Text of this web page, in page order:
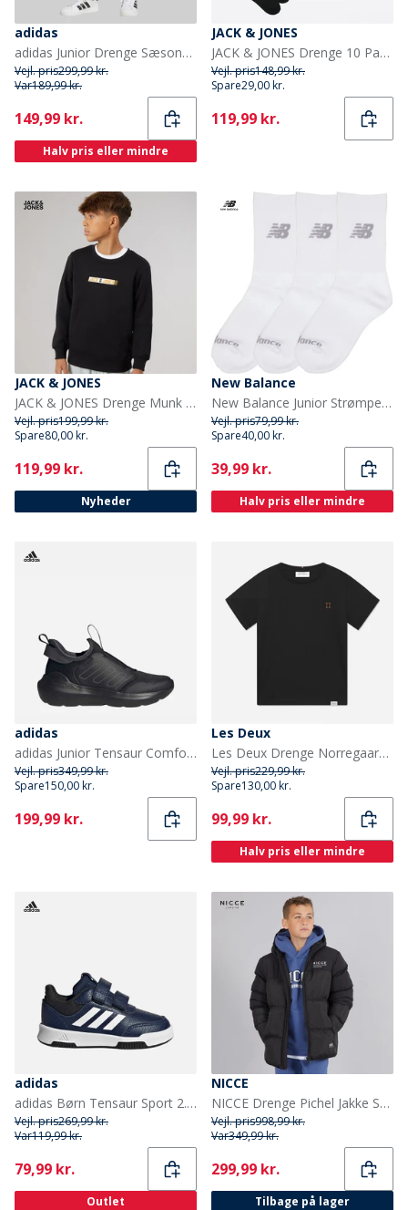
adidas
adidas Junior Drenge Sæsonens Essentielle Tiberio 3 Striber Joggebukser Drak Grey/Hvid/Wonder Sage
Vejl. pris299,99 kr.
Var189,99 kr.
Current
149,99 kr.
Halv pris eller mindre
JACK & JONES
JACK & JONES Drenge 10 Par Regn Tennissokker Sorte
Vejl. pris148,99 kr.
Spare29,00 kr.
Current
119,99 kr.
JACK & JONES
JACK & JONES Drenge Munk Sweatshirt Sort
Vejl. pris199,99 kr.
Spare80,00 kr.
Current
119,99 kr.
Nyheder
New Balance
New Balance Junior Strømper med Polstring 3-pak Hvid
Vejl. pris79,99 kr.
Spare40,00 kr.
Current
39,99 kr.
Halv pris eller mindre
adidas
adidas Junior Tensaur Comfort Træningssko Core Black/Grey Six/Grey Six
Vejl. pris349,99 kr.
Spare150,00 kr.
Current
199,99 kr.
Les Deux
Les Deux Drenge Norregaard T Shirt Sort/Orange
Vejl. pris229,99 kr.
Spare130,00 kr.
Current
99,99 kr.
Halv pris eller mindre
adidas
adidas Børn Tensaur Sport 2.0 Træningssko Dark Blue/Footwear White/Core Black
Vejl. pris269,99 kr.
Var119,99 kr.
Current
79,99 kr.
Outlet
NICCE
NICCE Drenge Pichel Jakke Sort
Vejl. pris998,99 kr.
Var349,99 kr.
Current
299,99 kr.
Tilbage på lager